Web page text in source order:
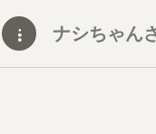
ナシちゃん